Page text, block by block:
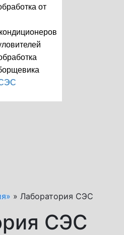
от
» Лаборатория СЭС
СЭС